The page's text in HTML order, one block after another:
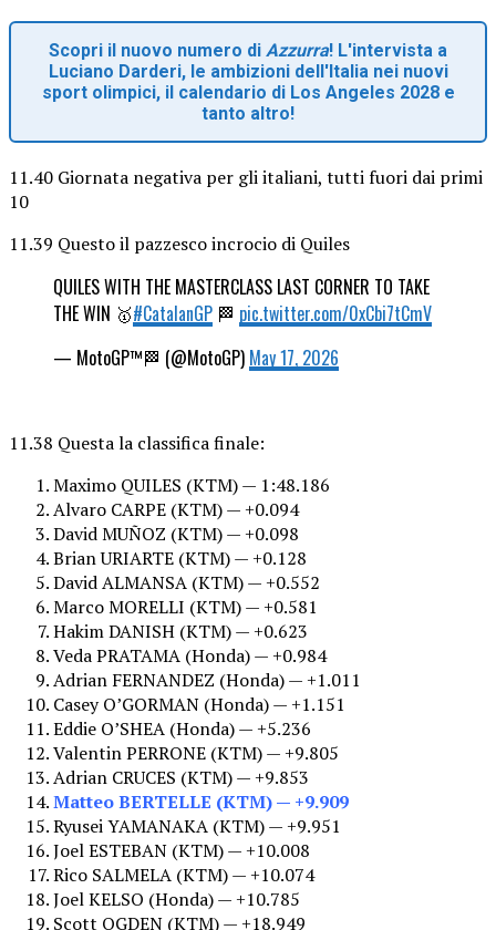
Scopri il nuovo numero di Azzurra! L'intervista a
Luciano Darderi, le ambizioni dell'Italia nei nuovi
sport olimpici, il calendario di Los Angeles 2028 e
tanto altro!
11.40 Giornata negativa per gli italiani, tutti fuori dai primi
10
11.39 Questo il pazzesco incrocio di Quiles
QUILES WITH THE MASTERCLASS LAST CORNER TO TAKE
THE WIN 🥇#CatalanGP 🏁 pic.twitter.com/0xCbi7tCmV
— MotoGP™🏁 (@MotoGP) May 17, 2026
11.38 Questa la classifica finale:
Maximo QUILES (KTM) — 1:48.186
Alvaro CARPE (KTM) — +0.094
David MUÑOZ (KTM) — +0.098
Brian URIARTE (KTM) — +0.128
David ALMANSA (KTM) — +0.552
Marco MORELLI (KTM) — +0.581
Hakim DANISH (KTM) — +0.623
Veda PRATAMA (Honda) — +0.984
Adrian FERNANDEZ (Honda) — +1.011
Casey O’GORMAN (Honda) — +1.151
Eddie O’SHEA (Honda) — +5.236
Valentin PERRONE (KTM) — +9.805
Adrian CRUCES (KTM) — +9.853
Matteo BERTELLE (KTM) — +9.909
Ryusei YAMANAKA (KTM) — +9.951
Joel ESTEBAN (KTM) — +10.008
Rico SALMELA (KTM) — +10.074
Joel KELSO (Honda) — +10.785
Scott OGDEN (KTM) — +18.949